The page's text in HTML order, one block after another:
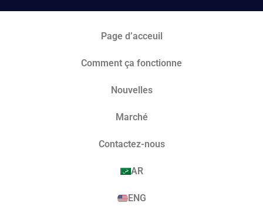
Page d’acceuil
Comment ça fonctionne
Nouvelles
Marché​
Contactez-nous
AR
ENG